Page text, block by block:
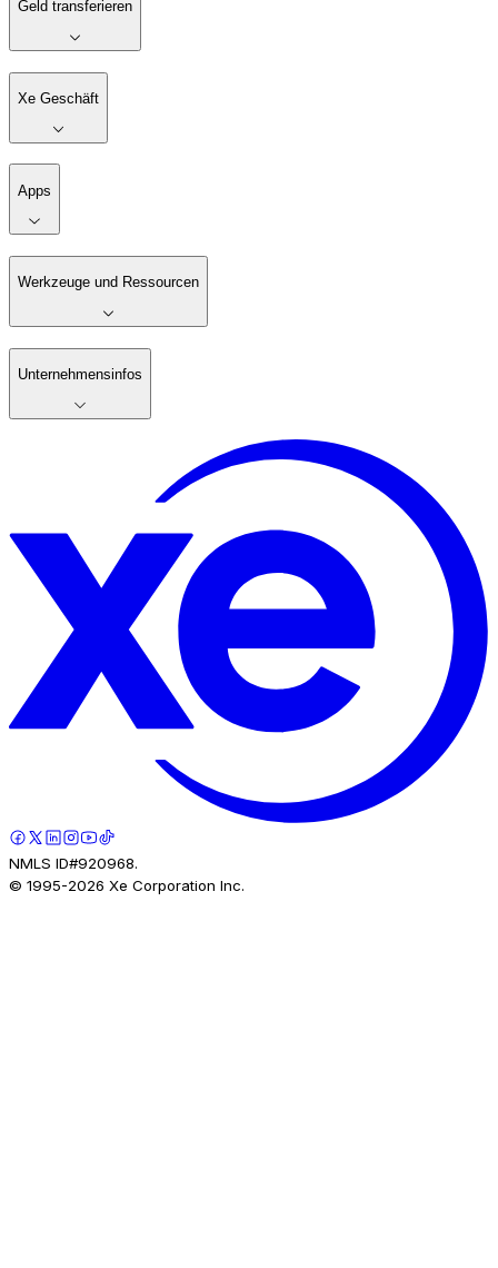
Geld transferieren
Xe Geschäft
Apps
Werkzeuge und Ressourcen
Unternehmensinfos
NMLS ID#920968.
© 1995-2026 Xe Corporation Inc.